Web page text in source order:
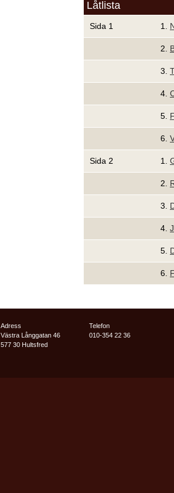
Låtlista
Sida 1 1.
2.
3.
4.
5.
6.
Sida 2 1.
2.
3.
4.
5.
6.
Adress
Västra Långgatan 46
577 30 Hultsfred
Telefon
010-354 22 36